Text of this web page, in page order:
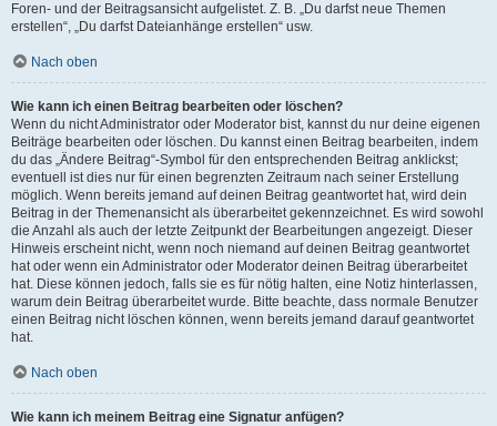
Foren- und der Beitragsansicht aufgelistet. Z. B. „Du darfst neue Themen
erstellen“, „Du darfst Dateianhänge erstellen“ usw.
Nach oben
Wie kann ich einen Beitrag bearbeiten oder löschen?
Wenn du nicht Administrator oder Moderator bist, kannst du nur deine eigenen
Beiträge bearbeiten oder löschen. Du kannst einen Beitrag bearbeiten, indem
du das „Ändere Beitrag“-Symbol für den entsprechenden Beitrag anklickst;
eventuell ist dies nur für einen begrenzten Zeitraum nach seiner Erstellung
möglich. Wenn bereits jemand auf deinen Beitrag geantwortet hat, wird dein
Beitrag in der Themenansicht als überarbeitet gekennzeichnet. Es wird sowohl
die Anzahl als auch der letzte Zeitpunkt der Bearbeitungen angezeigt. Dieser
Hinweis erscheint nicht, wenn noch niemand auf deinen Beitrag geantwortet
hat oder wenn ein Administrator oder Moderator deinen Beitrag überarbeitet
hat. Diese können jedoch, falls sie es für nötig halten, eine Notiz hinterlassen,
warum dein Beitrag überarbeitet wurde. Bitte beachte, dass normale Benutzer
einen Beitrag nicht löschen können, wenn bereits jemand darauf geantwortet
hat.
Nach oben
Wie kann ich meinem Beitrag eine Signatur anfügen?